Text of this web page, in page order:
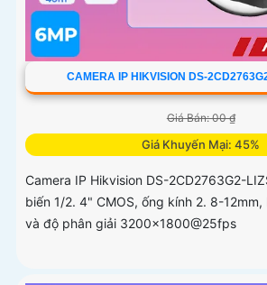
CAMERA IP HIKVISION DS-
Giá Bán: 00 ₫
Giá Khuyến Mại: 45%
Camera IP Hikvision DS-2CD2763G2-
biến 1/2. 4" CMOS, ống kính 2. 8-
và độ phân giải 3200x1800@25fps